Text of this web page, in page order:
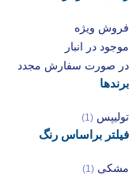
فروش ویژه
موجود در انبار
در صورت سفارش مجدد
برندها
تولیپس (1)
فیلتر براساس رنگ
مشکی (1)